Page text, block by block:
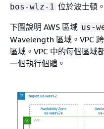
bos-wlz-1 位於波士頓。
下圖說明 AWS 區域 us-
Wavelength 區域。VPC
區域。VPC 中的每個區域
一個執行個體。